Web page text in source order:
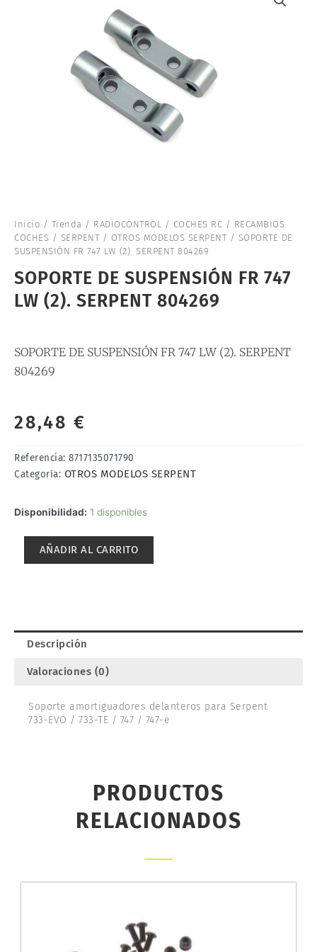
Inicio / Tienda / RADIOCONTROL / COCHES RC / RECAMBIOS
COCHES / SERPENT/ OTROS MODELOS SERPENT/ SOPORTE DE
SUSPENSIÓN FR 747 LW (2). SERPENT 804269
SOPORTE DE SUSPENSIÓN FR 747
LW (2). SERPENT 804269
SOPORTE DE SUSPENSIÓN FR 747 LW (2). SERPENT
804269
28,48 €
Referencia: 8717135071790
Categoría: OTROS MODELOS SERPENT
Disponibilidad: 1 disponibles
SOPORTE
SUSPENSIÓN
804269
cantidad
AÑADIR AL CARRITO
Descripción
Valoraciones (0)
Soporte amortiguadores delanteros para Serpent
733-EVO / 733-TE / 747 / 747-e
PRODUCTOS
RELACIONADOS